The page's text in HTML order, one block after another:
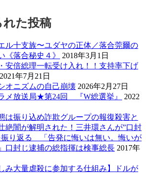
た投稿
ル十支族〜ユダヤの正体／落合莞爾の
《落合秘史４》
2018年3月1日
安倍総理一転受け入れ！！支持率下げ
2021年7月21日
オニズムの自己崩壊 2026年2月27日
メ放送局★第24回 『W総選挙』
2022
振り込め詐欺グループの報復殺害と
絶闇が解明された！三井環さんが”口封
振り返る 「告発に悔いは無い。悔いが
口封じ逮捕の総指揮は検事総長 2017年
み大量虐殺に参加する仕組み】ドルが